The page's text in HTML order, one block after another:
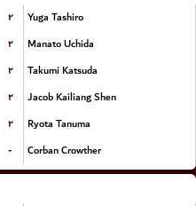
۲
Yuga Tashiro
۲
Manato Uchida
۲
Takumi Katsuda
۲
Jacob Kailiang Shen
۲
Ryota Tanuma
- Corban Crowther